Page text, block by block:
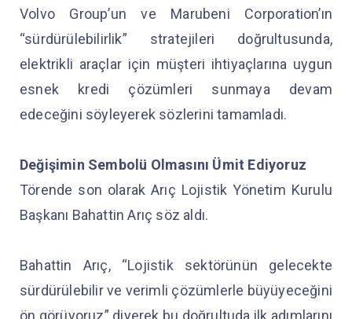
Volvo Group’un ve Marubeni Corporation’ın
“sürdürülebilirlik” stratejileri doğrultusunda,
elektrikli araçlar için müşteri ihtiyaçlarına uygun
esnek kredi çözümleri sunmaya devam
edeceğini söyleyerek sözlerini tamamladı.
Değişimin Sembolü Olmasını Ümit Ediyoruz
Törende son olarak Arıç Lojistik Yönetim Kurulu
Başkanı Bahattin Arıç söz aldı.
Bahattin Arıç, “Lojistik sektörünün gelecekte
sürdürülebilir ve verimli çözümlerle büyüyeceğini
ön görüyoruz” diyerek bu doğrultuda ilk adımlarını